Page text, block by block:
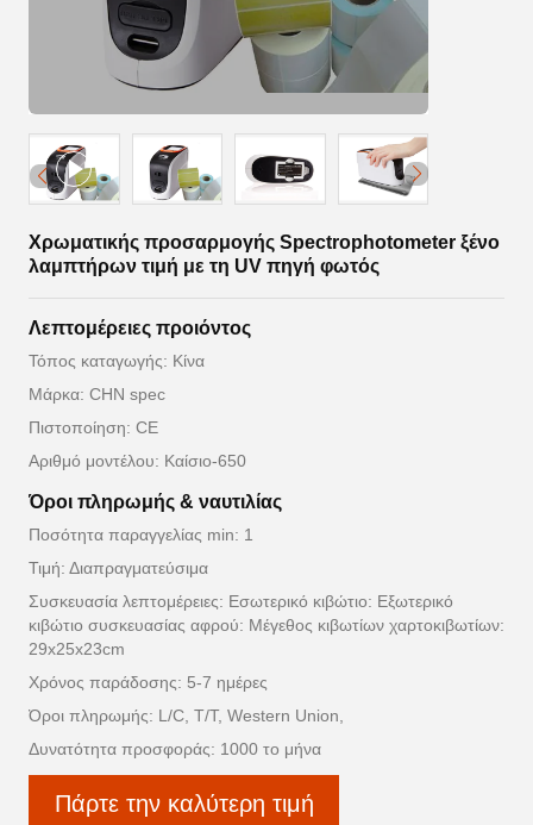
Χρωματικής προσαρμογής Spectrophotometer ξένο
λαμπτήρων τιμή με τη UV πηγή φωτός
Λεπτομέρειες προιόντος
Τόπος καταγωγής: Κίνα
Μάρκα: CHN spec
Πιστοποίηση: CE
Αριθμό μοντέλου: Καίσιο-650
Όροι πληρωμής & ναυτιλίας
Ποσότητα παραγγελίας min: 1
Τιμή: Διαπραγματεύσιμα
Συσκευασία λεπτομέρειες: Εσωτερικό κιβώτιο: Εξωτερικό
κιβώτιο συσκευασίας αφρού: Μέγεθος κιβωτίων χαρτοκιβωτίων:
29x25x23cm
Χρόνος παράδοσης: 5-7 ημέρες
Όροι πληρωμής: L/C, T/T, Western Union,
Δυνατότητα προσφοράς: 1000 το μήνα
Πάρτε την καλύτερη τιμή